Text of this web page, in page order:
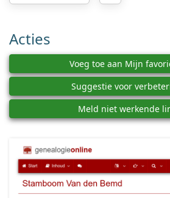
Acties
Voeg toe aan Mijn
Suggestie voor
Meld niet werkende